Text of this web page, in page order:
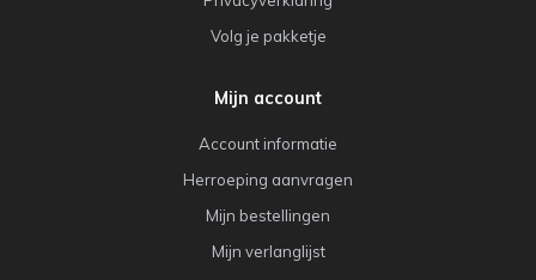
Volg je pakketje
Mijn account
Account informatie
Herroeping aanvragen
Mijn bestellingen
Mijn verlanglijst